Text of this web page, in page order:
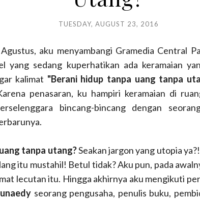
TUESDAY, AUGUST 23, 2016
aku menyambangi Gramedia Central
yang sedang kuperhatikan ada keramaian
kalimat "Berani hidup tanpa uang tanpa
penasaran, ku hampiri keramaian di
bincang-bincang dengan
tanpa utang?Seakan jargon yang utopia
itu mustahil! Betul tidak? Aku pun, pada
lecutan itu. Hingga akhirnya aku mengikuti
seorang pengusaha, penulis buku,